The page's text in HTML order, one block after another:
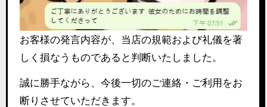
お客様の発言内容が、当店の規範および礼儀を著
しく損なうものであると判断いたしました。
誠に勝手ながら、今後一切のご連絡・ご利用をお
断りさせていただきます。